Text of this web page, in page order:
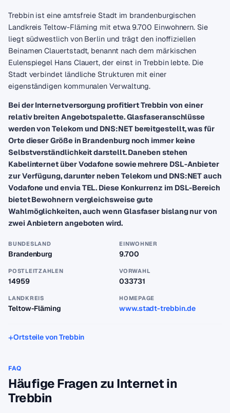
Trebbin ist eine amtsfreie Stadt im brandenburgischen
Landkreis Teltow-Fläming mit etwa 9.700 Einwohnern. Sie
liegt südwestlich von Berlin und trägt den inoffiziellen
Beinamen Clauertstadt, benannt nach dem märkischen
Eulenspiegel Hans Clauert, der einst in Trebbin lebte. Die
Stadt verbindet ländliche Strukturen mit einer
eigenständigen kommunalen Verwaltung.
Bei der Internetversorgung profitiert Trebbin von einer
relativ breiten Angebotspalette. Glasfaseranschlüsse
werden von Telekom und DNS:NET bereitgestellt, was für
Orte dieser Größe in Brandenburg noch immer keine
Selbstverständlichkeit darstellt. Daneben stehen
Kabelinternet über Vodafone sowie mehrere DSL-Anbieter
zur Verfügung, darunter neben Telekom und DNS:NET auch
Vodafone und envia TEL. Diese Konkurrenz im DSL-Bereich
bietet Bewohnern vergleichsweise gute
Wahlmöglichkeiten, auch wenn Glasfaser bislang nur von
zwei Anbietern angeboten wird.
BUNDESLAND
Brandenburg
EINWOHNER
9.700
POSTLEITZAHLEN
14959
VORWAHL
033731
LANDKREIS
Teltow-Fläming
HOMEPAGE
www.stadt-trebbin.de
Ortsteile von Trebbin
FAQ
Häufige Fragen zu Internet in
Trebbin